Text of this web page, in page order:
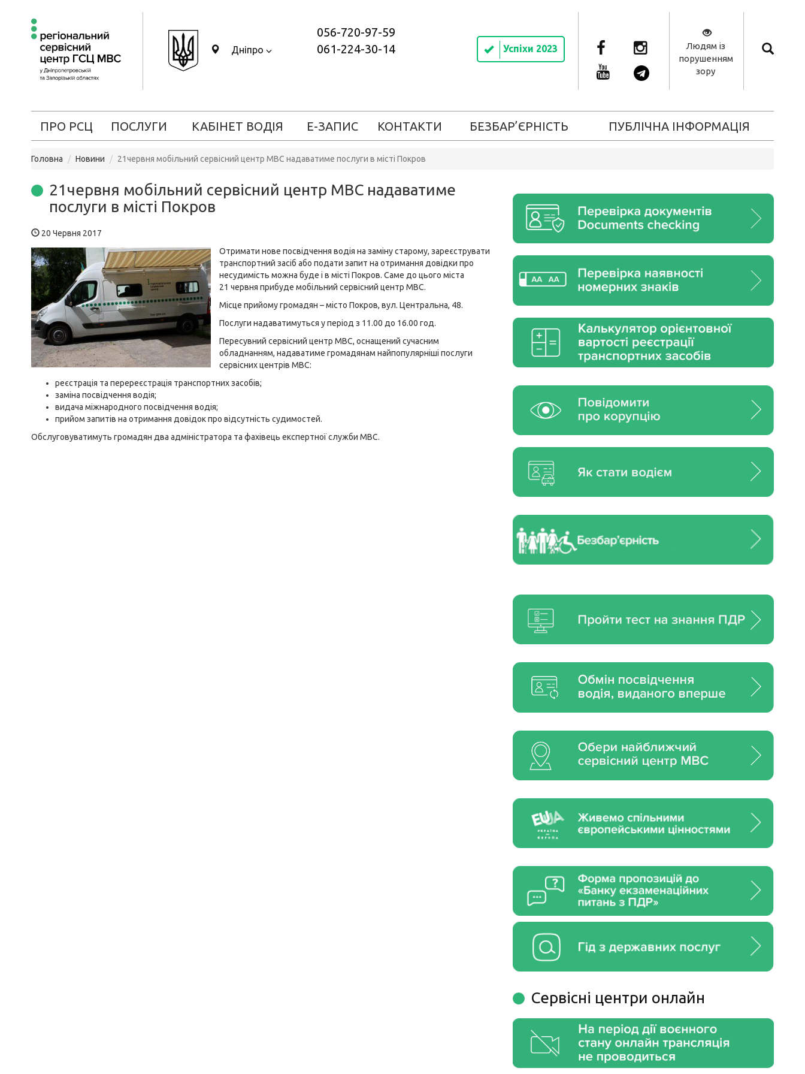
Дніпро
056-720-97-59
061-224-30-14
Успіхи 2023
Людям із
порушенням
зору
ПРО РСЦ ПОСЛУГИ КАБІНЕТ ВОДІЯ Е-ЗАПИС КОНТАКТИ БЕЗБАР’ЄРНІСТЬ ПУБЛІЧНА ІНФОРМАЦІЯ
Головна Новини 21червня мобільний сервісний центр МВС надаватиме послуги в місті Покров
21червня мобільний сервісний центр МВС надаватиме
послуги в місті Покров
20 Червня 2017
Отримати нове посвідчення водія на заміну старому, зареєструвати
транспортний засіб або подати запит на отримання довідки про
несудимість можна буде і в місті Покров. Саме до цього міста
21 червня прибуде мобільний сервісний центр МВС.
Місце прийому громадян – місто Покров, вул. Центральна, 48.
Послуги надаватимуться у період з 11.00 до 16.00 год.
Пересувний сервісний центр МВС, оснащений сучасним
обладнанням, надаватиме громадянам найпопулярніші послуги
сервісних центрів МВС:
реєстрація та перереєстрація транспортних засобів;
заміна посвідчення водія;
видача міжнародного посвідчення водія;
прийом запитів на отримання довідок про відсутність судимостей.
Обслуговуватимуть громадян два адміністратора та фахівець експертної служби МВС.
Сервiснi центри онлайн